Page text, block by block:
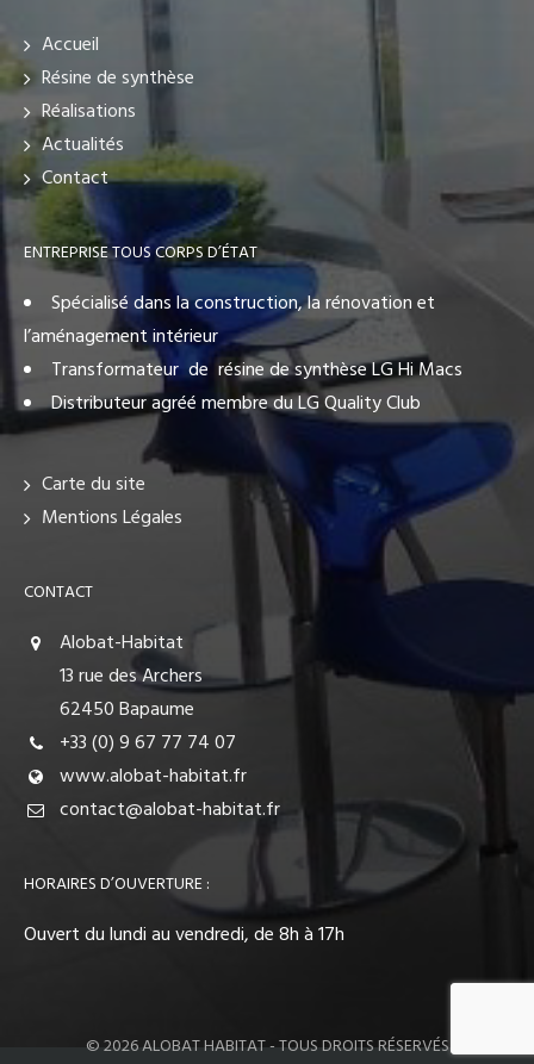
Accueil
Résine de synthèse
Réalisations
Actualités
Contact
ENTREPRISE TOUS CORPS D’ÉTAT
Spécialisé dans la construction, la rénovation et
l’aménagement intérieur
Transformateur de résine de synthèse LG Hi Macs
Distributeur agréé membre du LG Quality Club
Carte du site
Mentions Légales
CONTACT
Alobat-Habitat
13 rue des Archers
62450 Bapaume
+33 (0) 9 67 77 74 07
www.alobat-habitat.fr
contact@alobat-habitat.fr
HORAIRES D’OUVERTURE :
Ouvert du lundi au vendredi, de 8h à 17h